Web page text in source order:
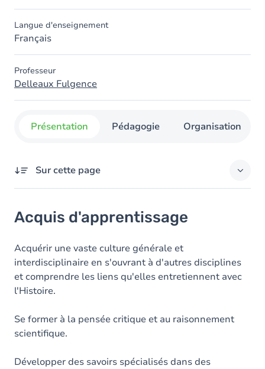
Langue d'enseignement
Français
Professeur
Delleaux Fulgence
Présentation Pédagogie Organisation
Sur cette page
Objectifs
Contenu
Table des matières
Acquis d'apprentissage
Acquérir une vaste culture générale et
interdisciplinaire en s'ouvrant à d'autres disciplines
et comprendre les liens qu'elles entretiennent avec
l'Histoire.
Se former à la pensée critique et au raisonnement
scientifique.
Développer des savoirs spécialisés dans des